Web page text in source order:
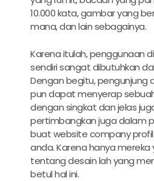
10.000 kata, gambar yang
mana, dan lain sebagainya.
Karena itulah, penggunaan
sendiri sangat dibutuhkan
Dengan begitu, pengunjung
pun dapat menyerap
dengan singkat dan jelas
pertimbangkan juga dalam
buat website company
anda. Karena hanya
tentang desain lah yang
betul hal ini.